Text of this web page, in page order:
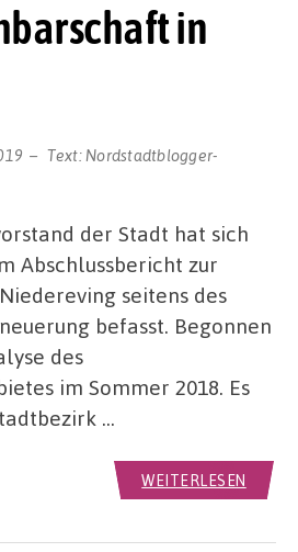
in
Text: Nordstadtblogger-
der Stadt hat sich
Abschlussbericht zur
seitens des
befasst. Begonnen
des
im Sommer 2018. Es
…
WEITERLESEN